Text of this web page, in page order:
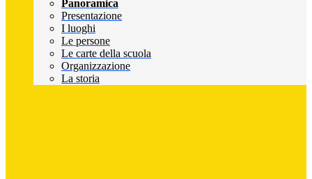
Panoramica
Presentazione
I luoghi
Le persone
Le carte della scuola
Organizzazione
La storia